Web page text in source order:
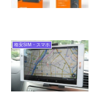
格安SIM・スマホ